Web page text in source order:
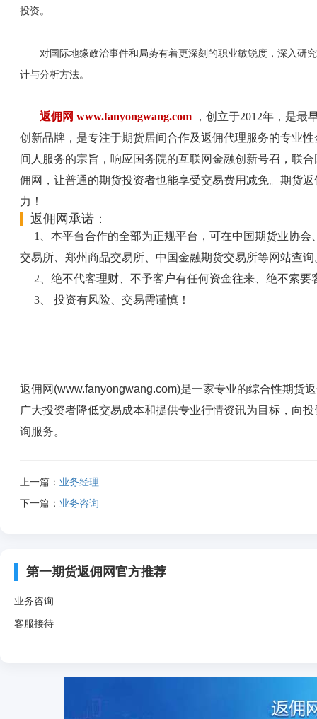
投资。
对国际地缘政治事件和局势有着更深刻的职业敏锐度，深入研
计与分析方法。
返佣网 www.fanyongwang.com ，创立于2012年，是最
创新品牌，是专注于期货居间合作及返佣代理服务的专业
间人服务的宗旨，响应国务院的互联网金融创新号召，联
佣网，让普通的期货投资者也能享受交易费用减免。期货
力！
返佣网承诺：
1、本平台合作的全部为正规平台，可在中国期货业协会
交易所、郑州商品交易所、中国金融期货交易所等网站查
2、绝不代客理财、不予客户有任何资金往来、绝不索要
3、 投资有风险、交易需谨慎！
返佣网(www.fanyongwang.com)是一家专业的综合性期货
广大投资者降低交易成本和提供专业行情资讯为目标，向
询服务。
上一篇： 业务经理
下一篇： 业务咨询
第一期货返佣网官方推荐
业务咨询
客服接待